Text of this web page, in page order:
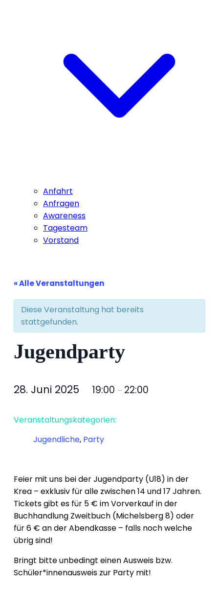
Anfahrt
Anfragen
Awareness
Tagesteam
Vorstand
« Alle Veranstaltungen
Diese Veranstaltung hat bereits
stattgefunden.
Jugendparty
28. Juni 2025 19:00 – 22:00
Veranstaltungskategorien:
Jugendliche, Party
Feier mit uns bei der Jugendparty (U18) in der
Krea – exklusiv für alle zwischen 14 und 17 Jahren.
Tickets gibt es für 5 € im Vorverkauf in der
Buchhandlung Zweitbuch (Michelsberg 8) oder
für 6 € an der Abendkasse – falls noch welche
übrig sind!
Bringt bitte unbedingt einen Ausweis bzw.
Schüler*innenausweis zur Party mit!